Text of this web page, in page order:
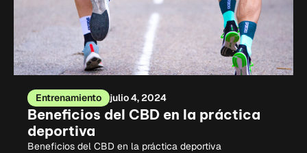
Entrenamiento julio 4, 2024
Beneficios del CBD en la práctica
deportiva
Beneficios del CBD en la práctica deportiva